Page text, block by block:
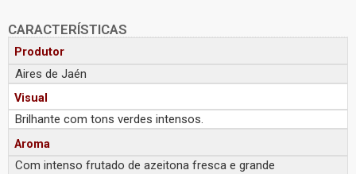
CARACTERÍSTICAS
Produtor
Aires de Jaén
Visual
Brilhante com tons verdes intensos.
Aroma
Com intenso frutado de azeitona fresca e grande